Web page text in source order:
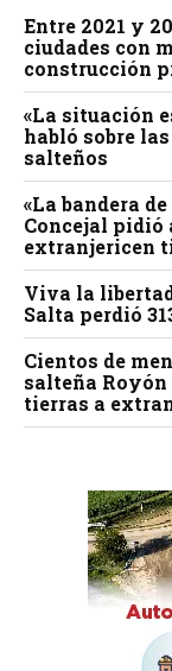
Entre 2021 y
ciudades con
construcción
«La situación
habló sobre
salteños
«La bandera
Concejal pidió
extranjericen
Viva la
Salta perdió
Cientos de
salteña Royón
tierras a